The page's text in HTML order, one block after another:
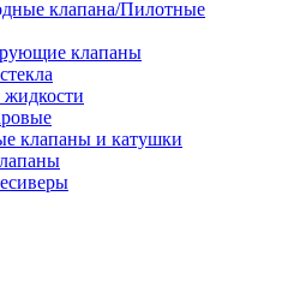
клапана/Пилотные
клапаны
клапаны и катушки